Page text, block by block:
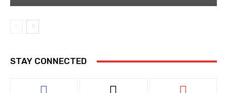
STAY CONNECTED